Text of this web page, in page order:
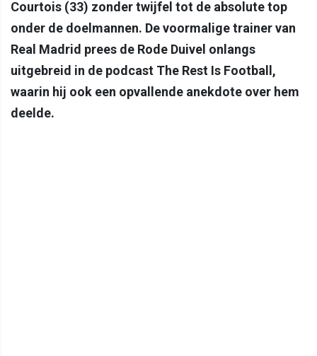
Courtois (33) zonder twijfel tot de absolute top
onder de doelmannen. De voormalige trainer van
Real Madrid prees de Rode Duivel onlangs
uitgebreid in de podcast The Rest Is Football,
waarin hij ook een opvallende anekdote over hem
deelde.